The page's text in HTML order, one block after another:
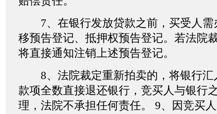
7、在银行发放贷款之前，买受人需
移预告登记、抵押权预告登记。若法院
将直接通知注销上述预告登记。
8、法院裁定重新拍卖的，将银行汇
款项全数直接退还银行，竞买人与银行
理，法院不承担任何责任。 9、因竞买